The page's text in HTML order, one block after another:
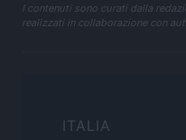
I contenuti sono curati dalla
realizzati in collaborazione con
ITALIA